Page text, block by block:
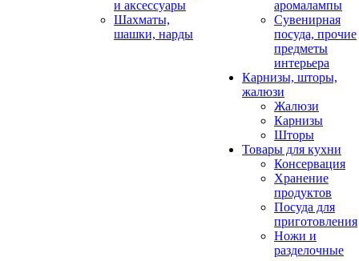
и аксессуары
Шахматы,
шашки, нарды
аромалампы
Сувенирная
посуда, прочие
предметы
интерьера
Карнизы, шторы,
жалюзи
Жалюзи
Карнизы
Шторы
Товары для кухни
Консервация
Хранение
продуктов
Посуда для
приготовления
Ножи и
разделочные